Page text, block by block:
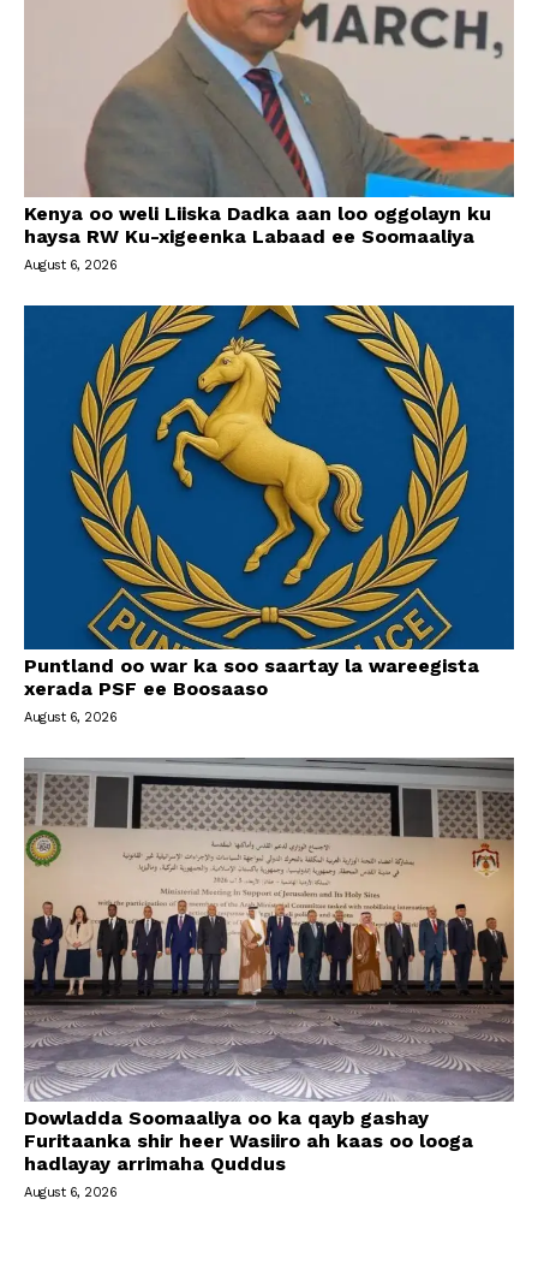
Kenya oo weli Liiska Dadka aan loo oggolayn ku
haysa RW Ku-xigeenka Labaad ee Soomaaliya
August 6, 2026
Puntland oo war ka soo saartay la wareegista
xerada PSF ee Boosaaso
August 6, 2026
Dowladda Soomaaliya oo ka qayb gashay
Furitaanka shir heer Wasiiro ah kaas oo looga
hadlayay arrimaha Quddus
August 6, 2026